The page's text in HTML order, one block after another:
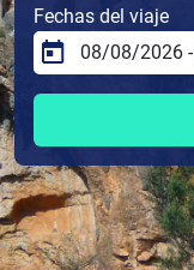
Fechas del viaje